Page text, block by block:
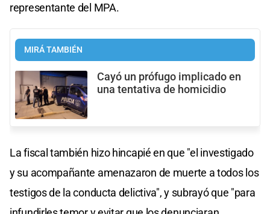
representante del MPA.
MIRÁ TAMBIÉN
Cayó un prófugo implicado en
una tentativa de homicidio
La fiscal también hizo hincapié en que "el investigado
y su acompañante amenazaron de muerte a todos los
testigos de la conducta delictiva", y subrayó que "para